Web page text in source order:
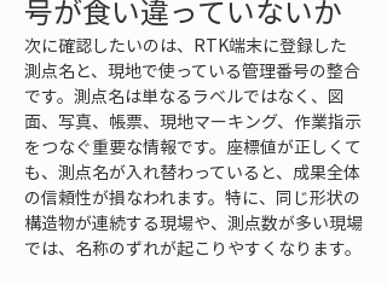
号が食い違っていないか
次に確認したいのは、RTK端末に登録した
測点名と、現地で使っている管理番号の整合
です。測点名は単なるラベルではなく、図
面、写真、帳票、現地マーキング、作業指示
をつなぐ重要な情報です。座標値が正しくて
も、測点名が入れ替わっていると、成果全体
の信頼性が損なわれます。特に、同じ形状の
構造物が連続する現場や、測点数が多い現場
では、名称のずれが起こりやすくなります。